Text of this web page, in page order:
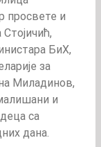
просвете и
БиХ,
за
Миладинов,
и
са
дана.